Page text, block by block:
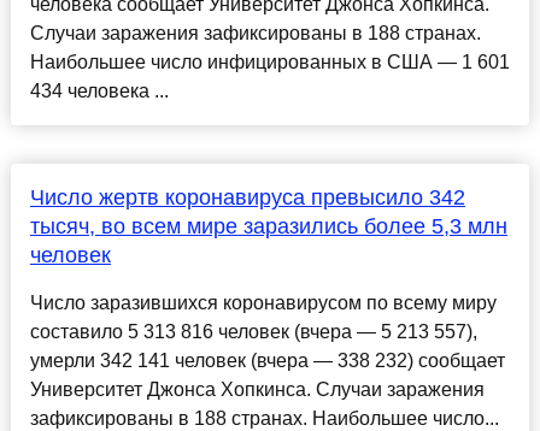
человека сообщает Университет Джонса Хопкинса.
Случаи заражения зафиксированы в 188 странах.
Наибольшее число инфицированных в США — 1 601
434 человека ...
Число жертв коронавируса превысило 342
тысяч, во всем мире заразились более 5,3 млн
человек
Число заразившихся коронавирусом по всему миру
составило 5 313 816 человек (вчера — 5 213 557),
умерли 342 141 человек (вчера — 338 232) сообщает
Университет Джонса Хопкинса. Случаи заражения
зафиксированы в 188 странах. Наибольшее число...